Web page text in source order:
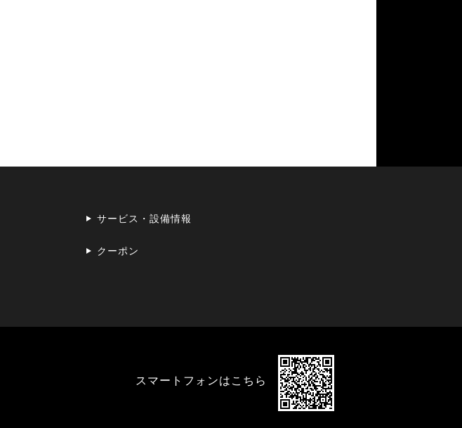
サービス・設備情報
クーポン
スマートフォンはこちら